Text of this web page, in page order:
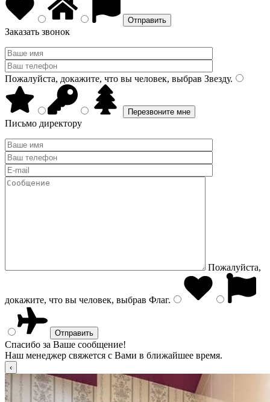
Заказать звонок
Пожалуйста, докажите, что вы человек, выбрав Звезду.
Письмо директору
Пожалуйста,
докажите, что вы человек, выбрав Флаг.
Спасибо за Ваше сообщение!
Наш менеджер свяжется с Вами в ближайшее время.